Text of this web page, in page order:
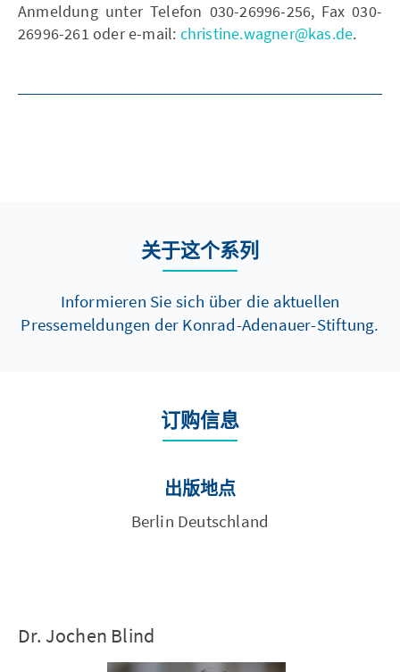
Anmeldung unter Telefon 030-26996-256, Fax 030-
26996-261 oder e-mail: christine.wagner@kas.de.
关于这个系列
Informieren Sie sich über die aktuellen
Pressemeldungen der Konrad-Adenauer-Stiftung.
订购信息
出版地点
Berlin Deutschland
Dr. Jochen Blind